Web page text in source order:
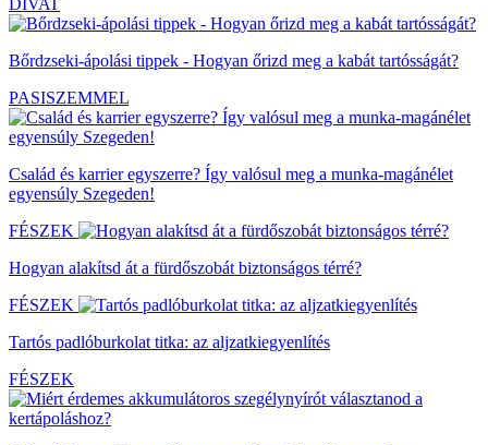
DIVAT
Bőrdzseki-ápolási tippek - Hogyan őrizd meg a kabát tartósságát?
PASISZEMMEL
Család és karrier egyszerre? Így valósul meg a munka-magánélet
egyensúly Szegeden!
FÉSZEK
Hogyan alakítsd át a fürdőszobát biztonságos térré?
FÉSZEK
Tartós padlóburkolat titka: az aljzatkiegyenlítés
FÉSZEK